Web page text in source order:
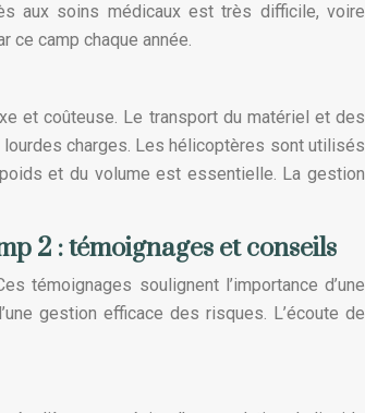
aux soins médicaux est très difficile, voire
ce camp chaque année.
et coûteuse. Le transport du matériel et des
charges. Les hélicoptères sont utilisés
et du volume est essentielle. La gestion
2 : témoignages et conseils
témoignages soulignent l’importance d’une
gestion efficace des risques. L’écoute de